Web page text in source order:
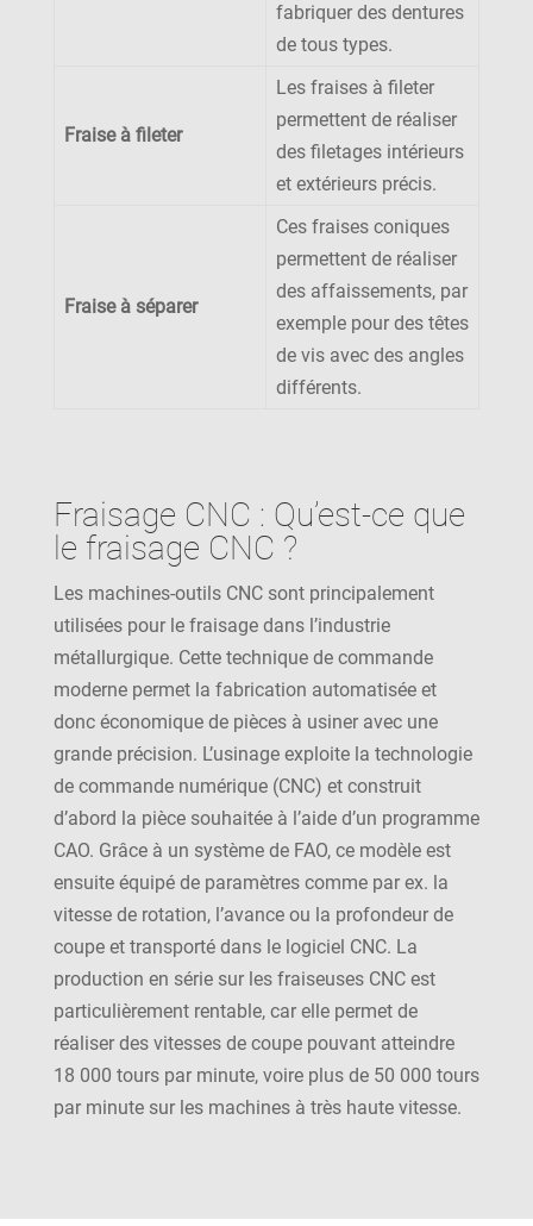
fabriquer des dentures
de tous types.
Fraise à fileter
Les fraises à fileter
permettent de réaliser
des filetages intérieurs
et extérieurs précis.
Fraise à séparer
Ces fraises coniques
permettent de réaliser
des affaissements, par
exemple pour des têtes
de vis avec des angles
différents.
Fraisage CNC : Qu’est-ce que
le fraisage CNC ?
Les machines-outils CNC sont principalement
utilisées pour le fraisage dans l’industrie
métallurgique. Cette technique de commande
moderne permet la fabrication automatisée et
donc économique de pièces à usiner avec une
grande précision. L’usinage exploite la technologie
de commande numérique (CNC) et construit
d’abord la pièce souhaitée à l’aide d’un programme
CAO. Grâce à un système de FAO, ce modèle est
ensuite équipé de paramètres comme par ex. la
vitesse de rotation, l’avance ou la profondeur de
coupe et transporté dans le logiciel CNC. La
production en série sur les fraiseuses CNC est
particulièrement rentable, car elle permet de
réaliser des vitesses de coupe pouvant atteindre
18 000 tours par minute, voire plus de 50 000 tours
par minute sur les machines à très haute vitesse.